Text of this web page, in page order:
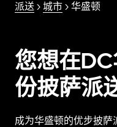
派送 > 城市 > 华盛顿
您想在
份披萨派
成为华盛顿的优步披